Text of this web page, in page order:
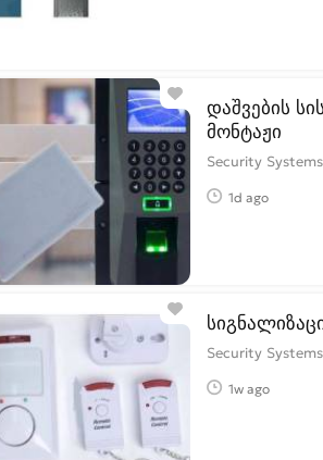
დაშვების
მონტაჟი
Security
1d ago
Security
1w ago